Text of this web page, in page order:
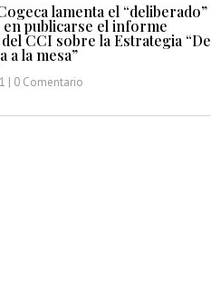
lamenta el “deliberado”
publicarse el informe
CCI sobre la Estrategia “De
a la mesa”
| 0 Comentario